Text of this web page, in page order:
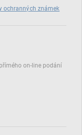
ochranných známek
on‑line podání